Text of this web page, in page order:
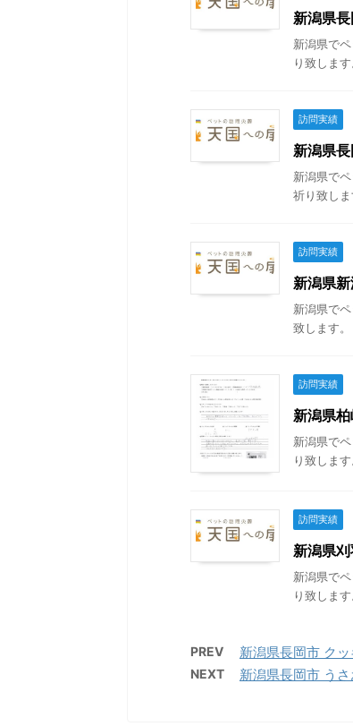
新潟県
新潟県で
り致しま
訪問実績
新潟県
新潟県で
祈り致し
訪問実績
新潟県
新潟県で
致します
訪問実績
新潟県
新潟県で
り致しま
訪問実績
新潟県
新潟県で
り致しま
PREV 新潟県長岡市 ク
NEXT 新潟県長岡市 う